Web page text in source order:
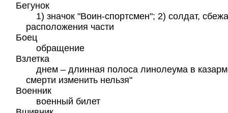
Бегунок
1) значок "Воин-спортсмен"; 2) солдат,
расположения части
Боец
обращение
Взлетка
днем – длинная полоса линолеума в
смерти изменить нельзя"
Военник
военный билет